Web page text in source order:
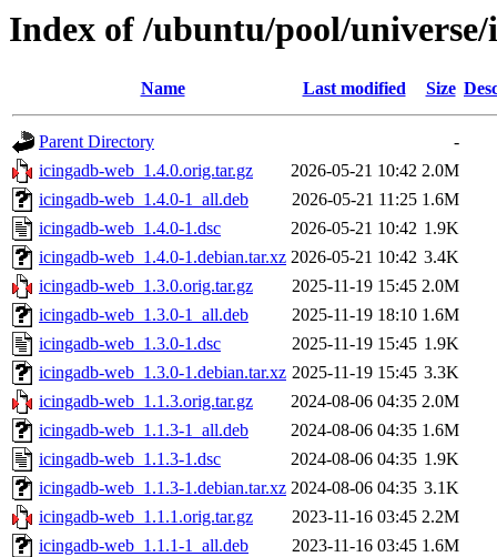
Index of /ubuntu/pool/
Name Last modified Size
Parent Directory
-
icingadb-web_1.4.0.orig.tar.gz
2026-05-21 10:42 2.0M
icingadb-web_1.4.0-1_all.deb
2026-05-21 11:25 1.6M
icingadb-web_1.4.0-1.dsc
2026-05-21 10:42 1.9K
icingadb-web_1.4.0-1.debian.tar.xz 2026-05-21 10:42 3.4K
icingadb-web_1.3.0.orig.tar.gz
2025-11-19 15:45 2.0M
icingadb-web_1.3.0-1_all.deb
2025-11-19 18:10 1.6M
icingadb-web_1.3.0-1.dsc
2025-11-19 15:45 1.9K
icingadb-web_1.3.0-1.debian.tar.xz 2025-11-19 15:45 3.3K
icingadb-web_1.1.3.orig.tar.gz
2024-08-06 04:35 2.0M
icingadb-web_1.1.3-1_all.deb
2024-08-06 04:35 1.6M
icingadb-web_1.1.3-1.dsc
2024-08-06 04:35 1.9K
icingadb-web_1.1.3-1.debian.tar.xz 2024-08-06 04:35 3.1K
icingadb-web_1.1.1.orig.tar.gz
2023-11-16 03:45 2.2M
icingadb-web_1.1.1-1_all.deb
2023-11-16 03:45 1.6M